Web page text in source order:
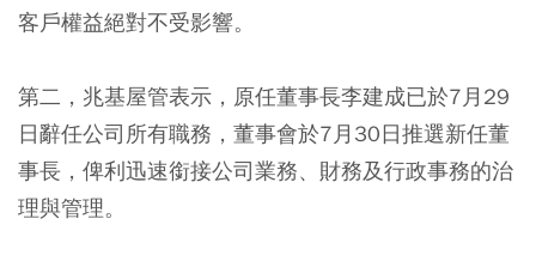
客戶權益絕對不受影響。
第二，兆基屋管表示，原任董事長李建成已於7月29
日辭任公司所有職務，董事會於7月30日推選新任董
事長，俾利迅速銜接公司業務、財務及行政事務的治
理與管理。